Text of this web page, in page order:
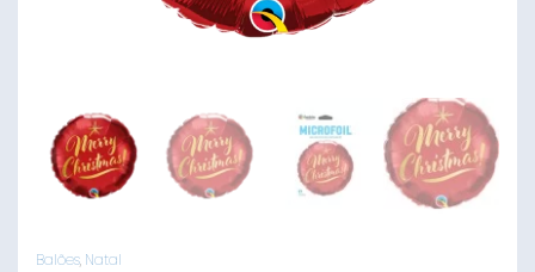
Balões, Natal